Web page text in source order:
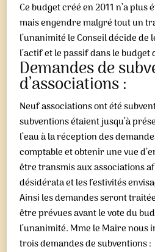
Ce budget créé en 2011 n’a plus
mais engendre malgré tout un
l’unanimité le Conseil décide
l’actif et le passif dans le budget
Demandes de
d’associations :
Neuf associations ont été
subventions étaient jusqu’à
l’eau à la réception des
comptable et obtenir une vue
être transmis aux associations
désidérata et les festivités
Ainsi les demandes seront
être prévues avant le vote du
l’unanimité. Mme le Maire nous
trois demandes de subventions :